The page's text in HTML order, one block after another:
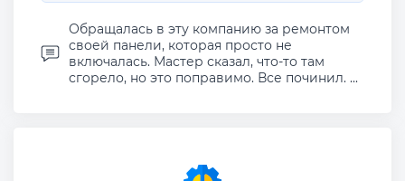
Обращалась в эту компанию за ремонтом
своей панели, которая просто не
включалась. Мастер сказал, что-то там
сгорело, но это поправимо. Все починил. ...